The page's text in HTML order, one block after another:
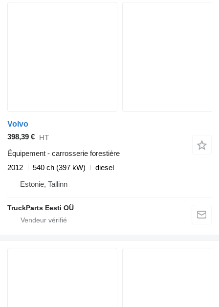
Volvo
398,39 € HT
Équipement - carrosserie forestière
2012
540 ch (397 kW)
diesel
Estonie, Tallinn
TruckParts Eesti OÜ